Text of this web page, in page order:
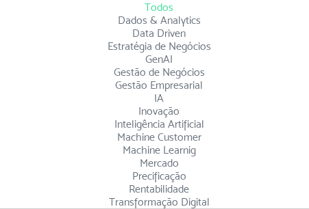
Dados & Analytics
Data Driven
Estratégia de Negócios
GenAI
Gestão de Negócios
Gestão Empresarial
IA
Inovação
Inteligência Artificial
Machine Customer
Machine Learnig
Mercado
Precificação
Rentabilidade
Transformação Digital
Todos